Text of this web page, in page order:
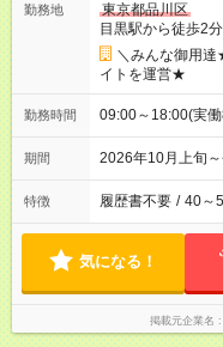
勤務地
東京都品川区
目黒駅から徒歩2分
＼みんな御用
イトを運営★
勤務時間 09:00～18:00(実
期間 2026年10月上旬
特徴 履歴書不要 / 40～
気になる！
掲載元企業名